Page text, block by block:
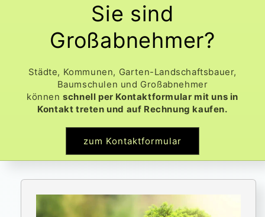
Sie sind
Großabnehmer?
Städte, Kommunen, Garten-Landschaftsbauer,
Baumschulen und Großabnehmer
könnenschnell per Kontaktformular mit uns in
Kontakt treten und auf Rechnung kaufen.
zum Kontaktformular